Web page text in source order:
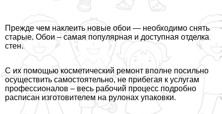
Прежде чем наклеить новые обои — необходимо снять
старые. Обои – самая популярная и доступная отделка
стен.
С их помощью косметический ремонт вполне посильно
осуществить самостоятельно, не прибегая к услугам
профессионалов – весь рабочий процесс подробно
расписан изготовителем на рулонах упаковки.